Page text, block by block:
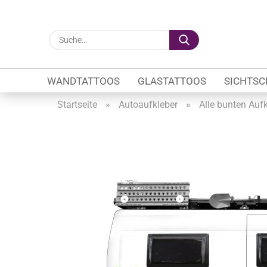
Suche...
WANDTATTOOS GLASTATTOOS
Öffnungszeiten
Sichtschutzfolien
Glasbeschriftung
Glasmotive
Durchlaufschutz
Startseite » Autoaufkleber » Alle bunten